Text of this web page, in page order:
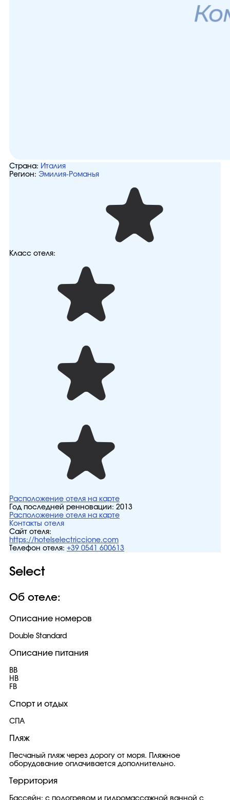
Страна: Италия
Регион: Эмилия-Романья
Класс отеля:
Расположение отеля на карте
Год последней ренновации: 2013
Расположение отеля на карте
Контакты отеля
Сайт отеля:
https://hotelselectriccione.com
Телефон отеля: +39 0541 600613
Select
Об отеле:
Описание номеров
Double Standard
Описание питания
BB
HB
FB
Спорт и отдых
СПА
Пляж
Песчаный пляж через дорогу от моря. Пляжное
оборудование оплачивается дополнительно.
Территория
Бассейн: с подогревом и гидромассажной ванной с